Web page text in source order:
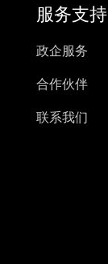
服务支持
政企服务
合作伙伴
联系我们